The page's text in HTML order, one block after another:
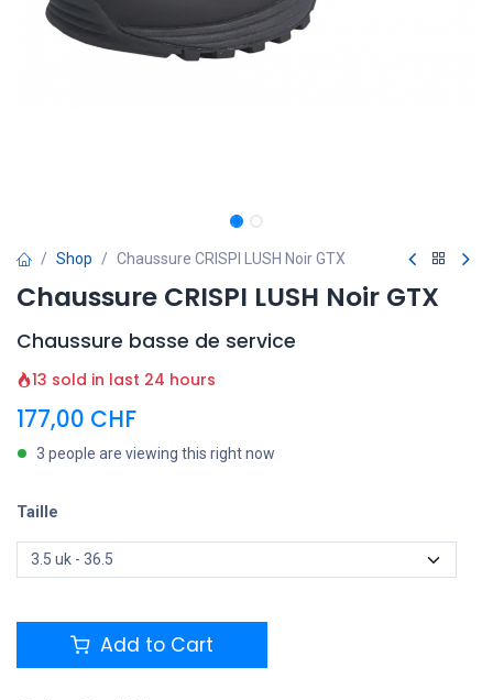
Shop Chaussure CRISPI LUSH Noir GTX
Chaussure CRISPI LUSH Noir GTX
Chaussure basse de service
13 sold in last 24 hours
177,00 CHF
3 people are viewing this right now
Taille
Add to Cart